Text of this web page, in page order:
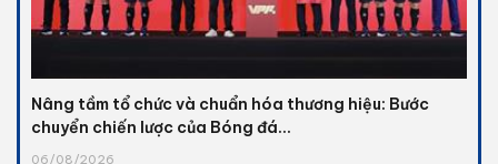
Nâng tầm tổ chức và chuẩn hóa thương hiệu: Bước
chuyển chiến lược của Bóng đá...
06/08/2026